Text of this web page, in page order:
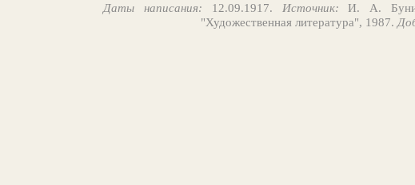
Даты написания: 12.09.1917. Источник: И. А.
"Художественная литература", 1987.